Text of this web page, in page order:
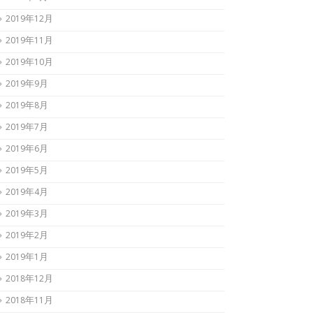
2019年12月
2019年11月
2019年10月
2019年9月
2019年8月
2019年7月
2019年6月
2019年5月
2019年4月
2019年3月
2019年2月
2019年1月
2018年12月
2018年11月